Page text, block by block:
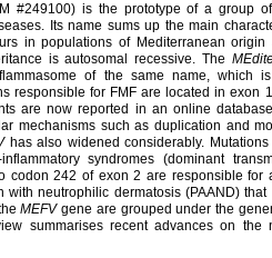
#249100) is the prototype of a group
Its name sums up the main
in populations of Mediterranean
is autosomal recessive. The
of the same name, which
responsible for FMF are located in exon
are now reported in an online
mechanisms such as duplication and
has also widened considerably.
syndromes (dominant
codon 242 of exon 2 are responsible for
with neutrophilic dermatosis (PAAND)
MEFVgene are grouped under the
summarises recent advances on the